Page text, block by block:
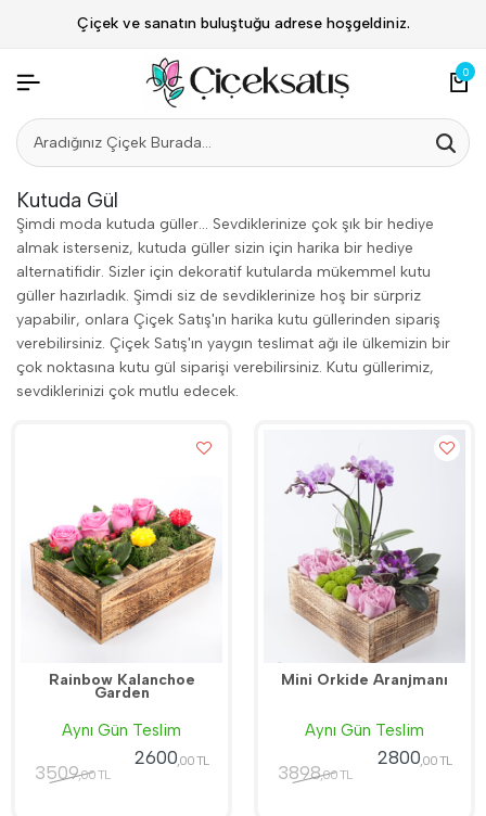
Çiçek ve sanatın buluştuğu adrese hoşgeldiniz.
0
Kutuda Gül
Şimdi moda kutuda güller... Sevdiklerinize çok şık bir hediye
almak isterseniz, kutuda güller sizin için harika bir hediye
alternatifidir. Sizler için dekoratif kutularda mükemmel kutu
güller hazırladık. Şimdi siz de sevdiklerinize hoş bir sürpriz
yapabilir, onlara Çiçek Satış'ın harika kutu güllerinden sipariş
verebilirsiniz. Çiçek Satış'ın yaygın teslimat ağı ile ülkemizin bir
çok noktasına kutu gül siparişi verebilirsiniz. Kutu güllerimiz,
sevdiklerinizi çok mutlu edecek.
Rainbow Kalanchoe
Garden
Aynı Gün Teslim
3509,00 TL
2600,00 TL
Mini Orkide Aranjmanı
Aynı Gün Teslim
3898,00 TL
2800,00 TL